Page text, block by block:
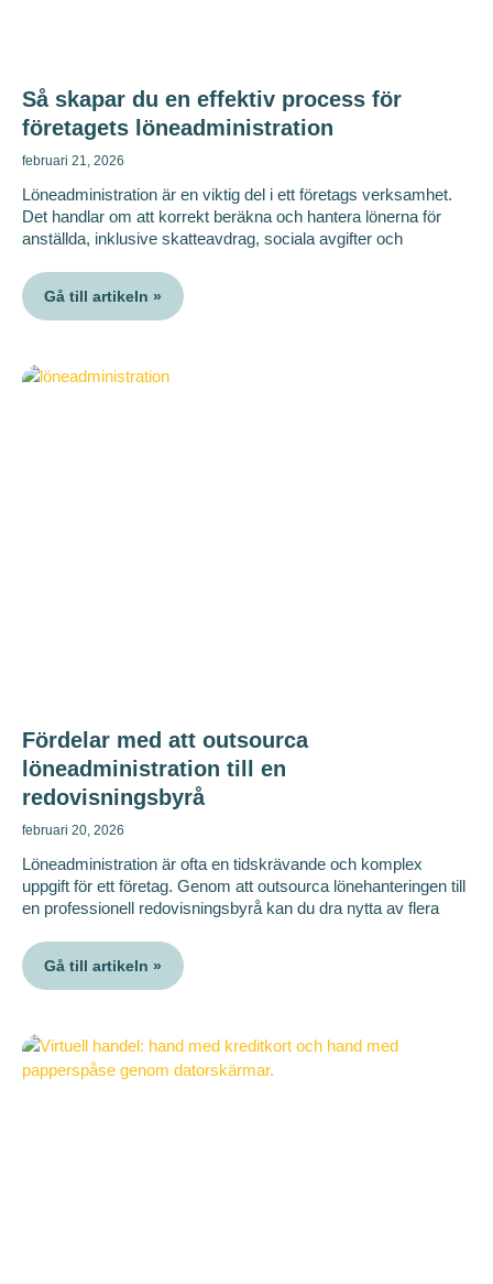
Så skapar du en effektiv process för
företagets löneadministration
februari 21, 2026
Löneadministration är en viktig del i ett företags verksamhet.
Det handlar om att korrekt beräkna och hantera lönerna för
anställda, inklusive skatteavdrag, sociala avgifter och
Gå till artikeln »
Fördelar med att outsourca
löneadministration till en
redovisningsbyrå
februari 20, 2026
Löneadministration är ofta en tidskrävande och komplex
uppgift för ett företag. Genom att outsourca lönehanteringen till
en professionell redovisningsbyrå kan du dra nytta av flera
Gå till artikeln »